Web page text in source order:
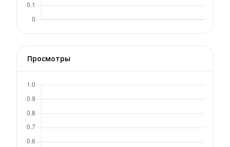
Просмотры